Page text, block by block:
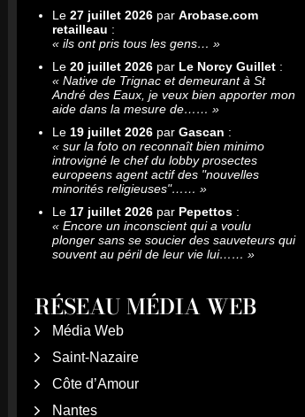
Le 27 juillet 2026 par Arobase.com
retailleau :
« ils ont pris tous les gens… »
Le 20 juillet 2026 par Le Norcy Guillet :
« Native de Trignac et demeurant à St
André des Eaux, je veux bien apporter mon
aide dans la mesure de…… »
Le 19 juillet 2026 par Gascan :
« sur la foto on reconnaît bien minimo
introvigné le chef du lobby prosectes
europeens agent actif des "nouvelles
minorités religieuses"…… »
Le 17 juillet 2026 par Pepettos :
« Encore un inconscient qui a voulu
plonger sans se soucier des sauveteurs qui
souvent au péril de leur vie lui…… »
RÉSEAU MÉDIA WEB
Média Web
Saint-Nazaire
Côte d’Amour
Nantes